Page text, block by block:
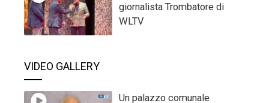
giornalista Trombatore di
WLTV
VIDEO GALLERY
Un palazzo comunale